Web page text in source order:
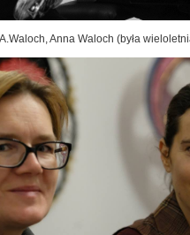
Anna Waloch (była